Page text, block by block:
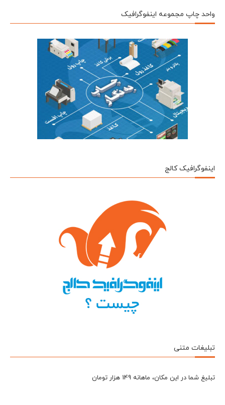
واحد چاپ مجموعه اینفوگرافیک
اینفوگرافیک کالج
تبلیغات متنی
تبلیغ شما در این مکان، ماهانه 149 هزار تومان